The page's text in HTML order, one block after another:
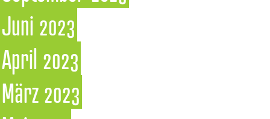
Juni 2023
April 2023
März 2023